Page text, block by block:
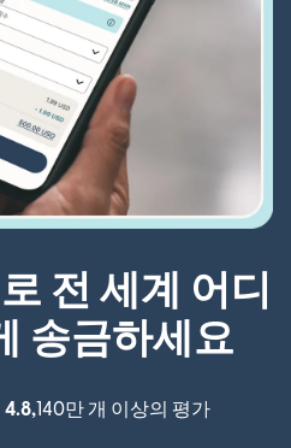
전 세계 어디
송금하세요
4.8,140만 개 이상의 평가